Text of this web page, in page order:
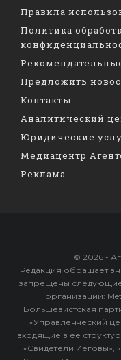
Правила
Политика
Предложить
Контакты
Аналитический
Юридические
Медиацентр
Реклама
© 2026 -
Редакция обращает
запрещены следующие
организации:
Большевистская
«Управленческий
входящие в ее
«Свидетели Иеговы»,